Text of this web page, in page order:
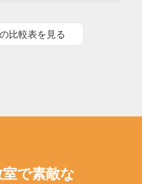
比較表を見る
で素敵な